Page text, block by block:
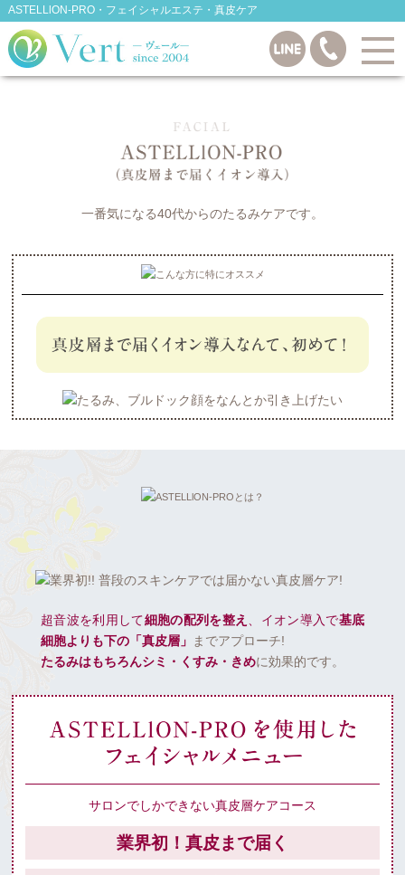
ASTELLlON-PRO・フェイシャルエステ・真皮ケア
一番気になる40代からのたるみケアです。
超音波を利用して細胞の配列を整え 、イオン導入で基底
細胞よりも下の「真皮層」
までアプローチ!
たるみはもちろんシミ・くすみ・きめに効果的です。
サロンでしかできない真皮層ケアコース
業界初！真皮まで届く